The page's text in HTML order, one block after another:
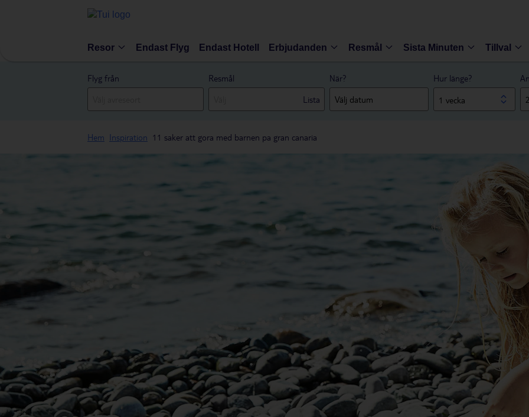
Resor Endast Flyg Endast Hotell Erbjudanden Resmål Sista Minuten Tillval
Flyg från
Resmål
Lista
När? Hur länge?
1 vecka
Hem Inspiration 11 saker att gora med barnen pa gran canaria